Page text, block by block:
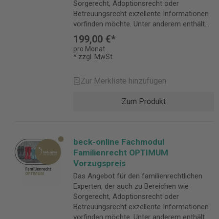
Person für die EU: Verlag C.H.Beck GmbH
Co. & KG Wilhelmstr. 9 80801 München
zur Produktsicherheit Verantwortliche
Person für die EU: Verlag C.H.Beck GmbH
Co. & KG Wilhelmstr. 9 80801 München
Deutschland kundenservice@beck.de
Sorgerecht, Adoptionsrecht oder
Betreuungsrecht exzellente Informationen
vorfinden möchte. Unter anderem enthält
das Modul: den junggebliebenen Klassiker
von Schwab/Ernst, Handbuch
Scheidungsrecht; Salzgeber,
Binz/Dörndorfer/Zimmermann, GKG,
FamGKG, JVEG. Folgende Inhalte sind im
Kommentare und Handbücher Allg.
Highlight Schulz/Hauß, Familienrecht
(Nomos) Büte, Zugewinnausgleich bei
Ehescheidung Salzgeber,
Familienpsychologische Gutachten Balloff,
Kinder vor dem Familiengericht (Nomos)
Sorgerecht Hoffmann, Personensorge
(Nomos) Unterhaltsrecht Gutdeutsch,
System der Unterhaltsberechnung
199,00 €*
pro Monat
* zzgl. MwSt.
Zur Merkliste hinzufügen
Zum Produkt
beck-online Fachmodul
Familienrecht OPTIMUM
Vorzugspreis
Das Angebot für den familienrechtlichen
Experten, der auch zu Bereichen wie
Sorgerecht, Adoptionsrecht oder
Betreuungsrecht exzellente Informationen
vorfinden möchte. Unter anderem enthält